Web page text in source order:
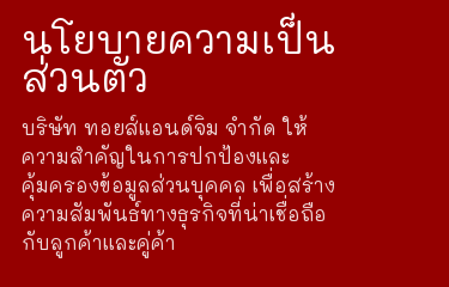
นโยบายความเป็น
ส่วนตัว
บริษัท ทอยส์แอนด์จิม จำกัด ให้
ความสำคัญในการปกป้องและ
คุ้มครองข้อมูลส่วนบุคคล เพื่อสร้าง
ความสัมพันธ์ทางธุรกิจที่น่าเชื่อถือ
กับลูกค้าและคู่ค้า